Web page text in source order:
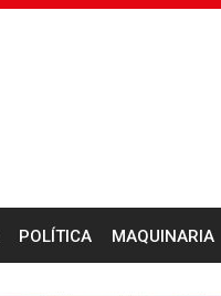
POLÍTICA MAQUINARIA